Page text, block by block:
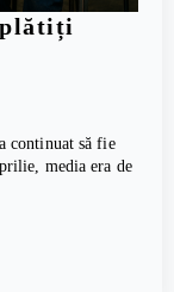
continuat să fie
media era de